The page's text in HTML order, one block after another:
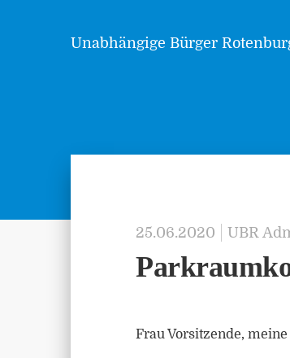
Unabhängige Bürger
25.06.2020 UBR
Frau Vorsitzende,